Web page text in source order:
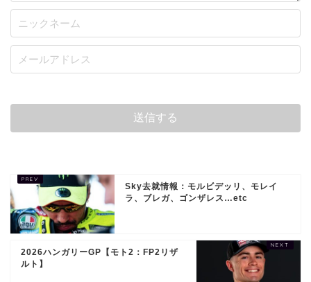
Sky去就情報：モルビデッリ、モレイ
ラ、ブレガ、ゴンザレス…etc
2026ハンガリーGP【モト2：FP2リザ
ルト】